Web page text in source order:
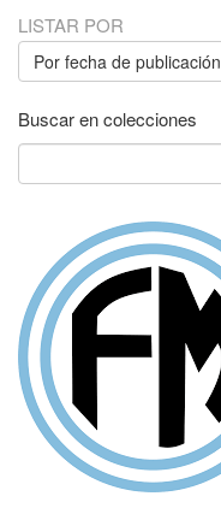
LISTAR POR
Por fecha de publicación
Buscar en colecciones